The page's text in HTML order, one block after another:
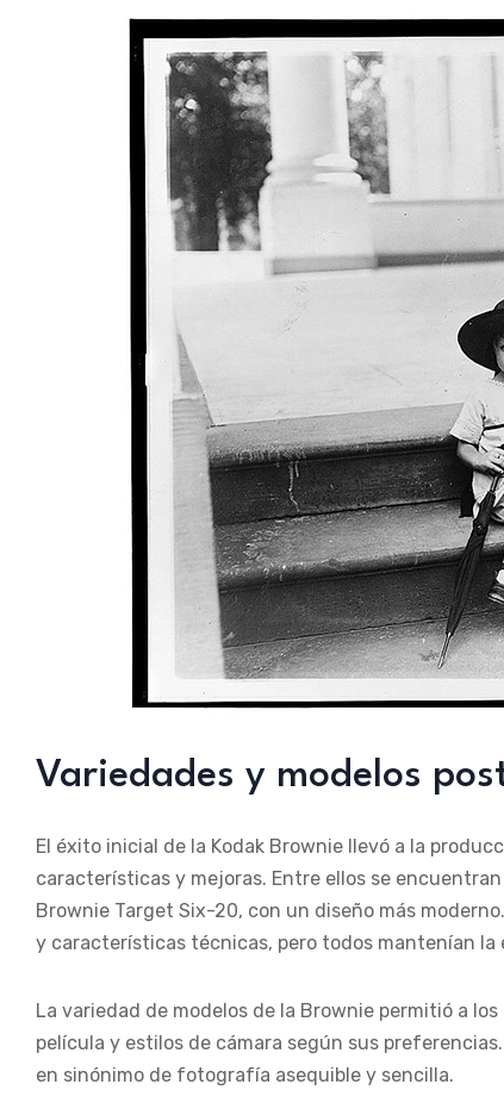
Variedades y modelos
El éxito inicial de la Kodak Brownie llevó a la
características y mejoras. Entre ellos se
Brownie Target Six-20, con un diseño más
y características técnicas, pero todos mantenían
La variedad de modelos de la Brownie permitió a
película y estilos de cámara según sus
en sinónimo de fotografía asequible y sencilla.